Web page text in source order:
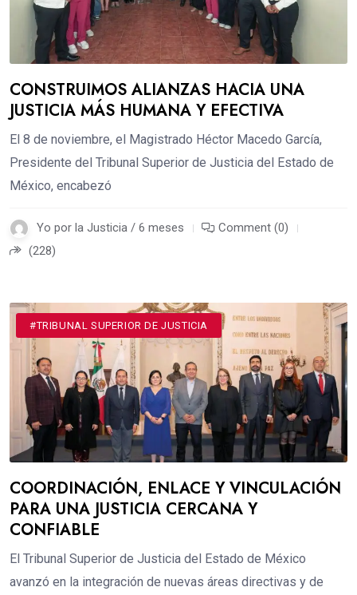
CONSTRUIMOS ALIANZAS HACIA UNA
JUSTICIA MÁS HUMANA Y EFECTIVA
El 8 de noviembre, el Magistrado Héctor Macedo García,
Presidente del Tribunal Superior de Justicia del Estado de
México, encabezó
Yo por la Justicia / 6 meses
Comment (0)
(228)
#DESTACADOS
#TRIBUNAL SUPERIOR DE JUSTICIA
COORDINACIÓN, ENLACE Y VINCULACIÓN
PARA UNA JUSTICIA CERCANA Y
CONFIABLE
El Tribunal Superior de Justicia del Estado de México
avanzó en la integración de nuevas áreas directivas y de